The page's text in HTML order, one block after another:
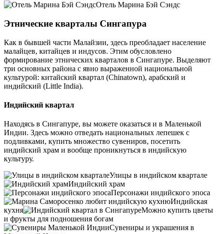
Отель Марина Бэй Сэндс
Этнические кварталы Сингапура
Как в бывшей части Малайзии, здесь преобладает население
малайцев, китайцев и индусов. Этим обусловлено
формирование этнических кварталов в Сингапуре. Выделяют
три основных района с явно выраженной национальной
культурой: китайский квартал (Chinatown), арабский и
индийский (Little India).
Индийский квартал
Находясь в Сингапуре, вы можете оказаться и в Маленькой
Индии. Здесь можно отведать национальных лепешек с
подливками, купить множество сувениров, посетить
индийский храм и вообще проникнуться в индийскую
культуру.
Улицы в индийском квартале
Индийский храм
Персонажи индийского эпоса
Индийская
кухня
Можно купить цветы
и фрукты для подношения богам
Сувениры и украшения в